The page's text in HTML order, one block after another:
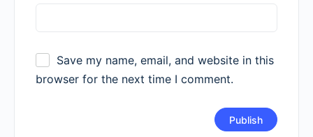
Save my name, email, and website in this
browser for the next time I comment.